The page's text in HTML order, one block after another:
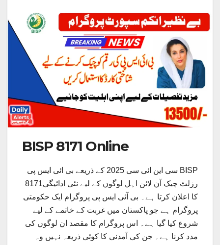
BISP 8171 Online
سی این ائی سی 2025 کے ذریعے بی ائی ایس پی BISP
8171رزلٹ چیک آن لائن اہل لوگوں کے لیے نئی ادائیگی
کا اعلان کرتا ہے۔ بی آئی ایس پی پروگرام ایک حکومتی
پروگرام ہے جو پاکستان میں غربت کے خاتمے کے لیے
شروع کیا گیا ہے۔ اس پروگرام کا مقصد ان لوگوں کی
مدد کرنا ہے۔ جن کی آمدنی کا کوئی ذریعہ نہیں وہ